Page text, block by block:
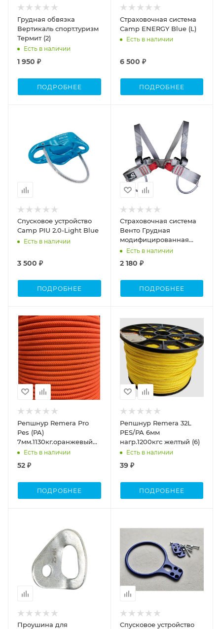
Грудная обвязка
Вертикаль спорт.туризм
Термит (2)
Есть в наличии
1 950 ₽
ПОДРОБНЕЕ
Страховочная система
Camp ENERGY Blue (L)
Есть в наличии
6 500 ₽
ПОДРОБНЕЕ
Спусковое устройство
Camp PIU 2.0-Light Blue
Есть в наличии
3 500 ₽
ПОДРОБНЕЕ
Страховочная система
Венто Грудная
модифицированная
детская (-)
Есть в наличии
2 180 ₽
ПОДРОБНЕЕ
Репшнур Remera Pro
Pes (PA)
7мм.1130кг.оранжевый
(7)Есть в наличии
52 ₽
ПОДРОБНЕЕ
Репшнур Remera 32L
PES/PA 6мм
нагр.1200кгс желтый (6)
Есть в наличии
39 ₽
ПОДРОБНЕЕ
Проушина для Спусковое устройство